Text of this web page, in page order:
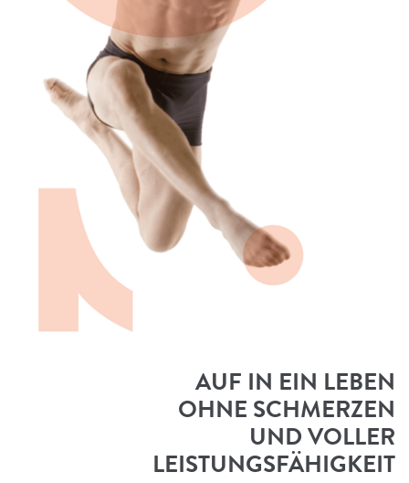
AUF IN EIN LEBEN
OHNE SCHMERZEN
UND VOLLER
LEISTUNGS­FÄHIGKEIT